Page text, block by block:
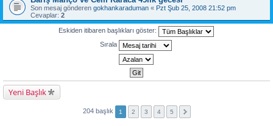
Son mesaj gönderen gokhankaraduman « Pzt Şub 25, 2008 21:52 pm
Cevaplar: 2
Eskiden itibaren başlıkları göster:
Sırala
Yeni Başlık
204 başlık 1 2 3 4 5